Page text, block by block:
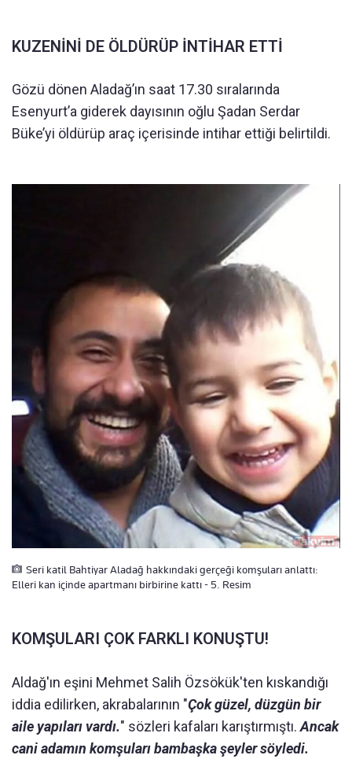
KUZENİNİ DE ÖLDÜRÜP İNTİHAR ETTİ
Gözü dönen Aladağ’ın saat 17.30 sıralarında
Esenyurt’a giderek dayısının oğlu Şadan Serdar
Büke’yi öldürüp araç içerisinde intihar ettiği belirtildi.
Seri katil Bahtiyar Aladağ hakkındaki gerçeği komşuları anlattı:
Elleri kan içinde apartmanı birbirine kattı - 5. Resim
KOMŞULARI ÇOK FARKLI KONUŞTU!
Aldağ'ın eşini Mehmet Salih Özsökük'ten kıskandığı
iddia edilirken, akrabalarının "Çok güzel, düzgün bir
aile yapıları vardı." sözleri kafaları karıştırmıştı.Ancak
cani adamın komşuları bambaşka şeyler söyledi.